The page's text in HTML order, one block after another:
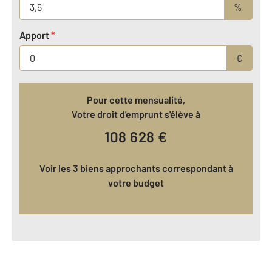
%
Apport*
€
Pour cette mensualité,
Votre droit d'emprunt s'élève à
108 628 €
Voir les 3 biens approchants correspondant à
votre budget